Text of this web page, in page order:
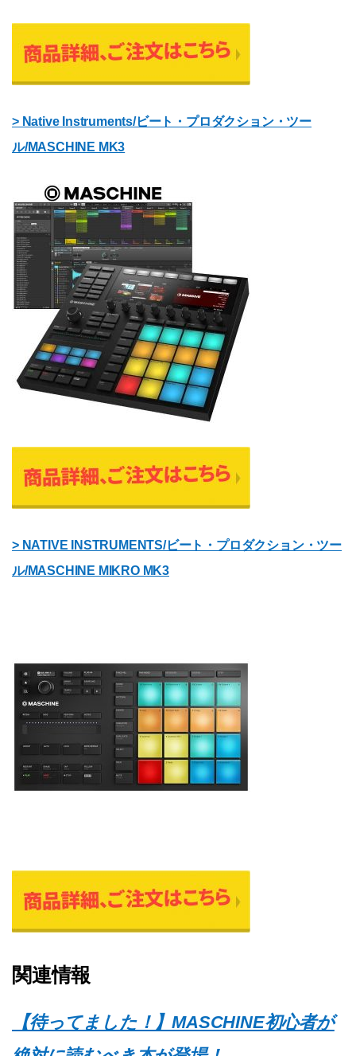
> Native Instruments/ビート・プロダクション・ツー
ル/MASCHINE MK3
> NATIVE INSTRUMENTS/ビート・プロダクション・ツー
ル/MASCHINE MIKRO MK3
関連情報
【待ってました！】MASCHINE初心者が